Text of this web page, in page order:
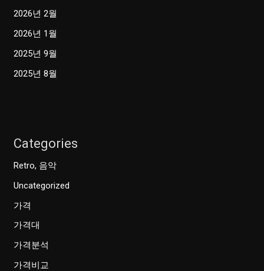
2026년 2월
2026년 1월
2025년 9월
2025년 8월
Categories
Retro, 음악
Uncategorized
가격
가격대
가격분석
가격비교